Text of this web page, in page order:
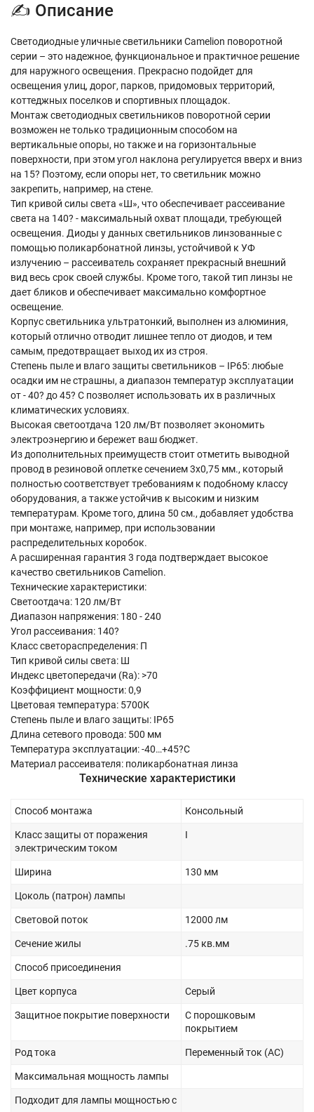
✍ Описание
Светодиодные уличные светильники Camelion поворотной
серии – это надежное, функциональное и практичное решение
для наружного освещения. Прекрасно подойдет для
освещения улиц, дорог, парков, придомовых территорий,
коттеджных поселков и спортивных площадок.
Монтаж светодиодных светильников поворотной серии
возможен не только традиционным способом на
вертикальные опоры, но также и на горизонтальные
поверхности, при этом угол наклона регулируется вверх и вниз
на 15? Поэтому, если опоры нет, то светильник можно
закрепить, например, на стене.
Тип кривой силы света «Ш», что обеспечивает рассеивание
света на 140? - максимальный охват площади, требующей
освещения. Диоды у данных светильников линзованные с
помощью поликарбонатной линзы, устойчивой к УФ
излучению – рассеиватель сохраняет прекрасный внешний
вид весь срок своей службы. Кроме того, такой тип линзы не
дает бликов и обеспечивает максимально комфортное
освещение.
Корпус светильника ультратонкий, выполнен из алюминия,
который отлично отводит лишнее тепло от диодов, и тем
самым, предотвращает выход их из строя.
Степень пыле и влаго защиты светильников – IP65: любые
осадки им не страшны, а диапазон температур эксплуатации
от - 40? до 45? С позволяет использовать их в различных
климатических условиях.
Высокая светоотдача 120 лм/Вт позволяет экономить
электроэнергию и бережет ваш бюджет.
Из дополнительных преимуществ стоит отметить выводной
провод в резиновой оплетке сечением 3х0,75 мм., который
полностью соответствует требованиям к подобному классу
оборудования, а также устойчив к высоким и низким
температурам. Кроме того, длина 50 см., добавляет удобства
при монтаже, например, при использовании
распределительных коробок.
А расширенная гарантия 3 года подтверждает высокое
качество светильников Camelion.
Технические характеристики:
Светоотдача: 120 лм/Вт
Диапазон напряжения: 180 - 240
Угол рассеивания: 140?
Класс светораспределения: П
Тип кривой силы света: Ш
Индекс цветопередачи (Ra): >70
Коэффициент мощности: 0,9
Цветовая температура: 5700К
Степень пыле и влаго защиты: IP65
Длина сетевого провода: 500 мм
Температура эксплуатации: -40…+45?С
Материал рассеивателя: поликарбонатная линза
Технические характеристики
Способ монтажа Консольный
Класс защиты от поражения
электрическим током
I
Ширина 130 мм
Цоколь (патрон) лампы
Световой поток 12000 лм
Сечение жилы .75 кв.мм
Способ присоединения
Цвет корпуса Серый
Защитное покрытие поверхности
С порошковым
покрытием
Род тока Переменный ток (AC)
Максимальная мощность лампы
Подходит для лампы мощностью с